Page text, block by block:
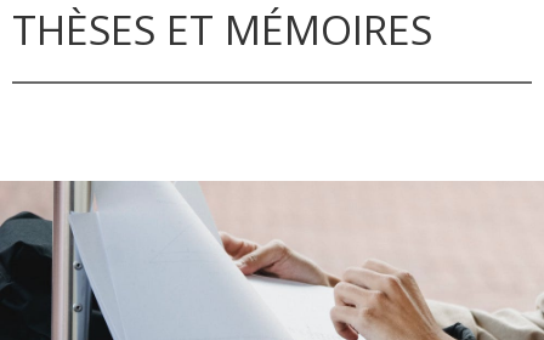
THÈSES ET MÉMOIRES